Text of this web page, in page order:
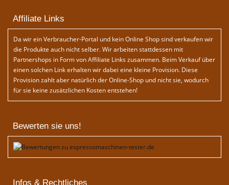
Affiliate Links
Da wir ein Verbraucher-Portal und kein Online Shop sind verkaufen wir
die Produkte auch nicht selber. Wir arbeiten stattdessen mit
Partnershops in Form von Affiliate Links zusammen. Beim Verkauf über
einen solchen Link erhalten wir dabei eine kleine Provision. Diese
Provision zahlt aber natürlich der Online-Shop und nicht sie, wodurch
für sie keine zusätzlichen Kosten entstehen!
Bewerten sie uns!
Infos & Rechtliches